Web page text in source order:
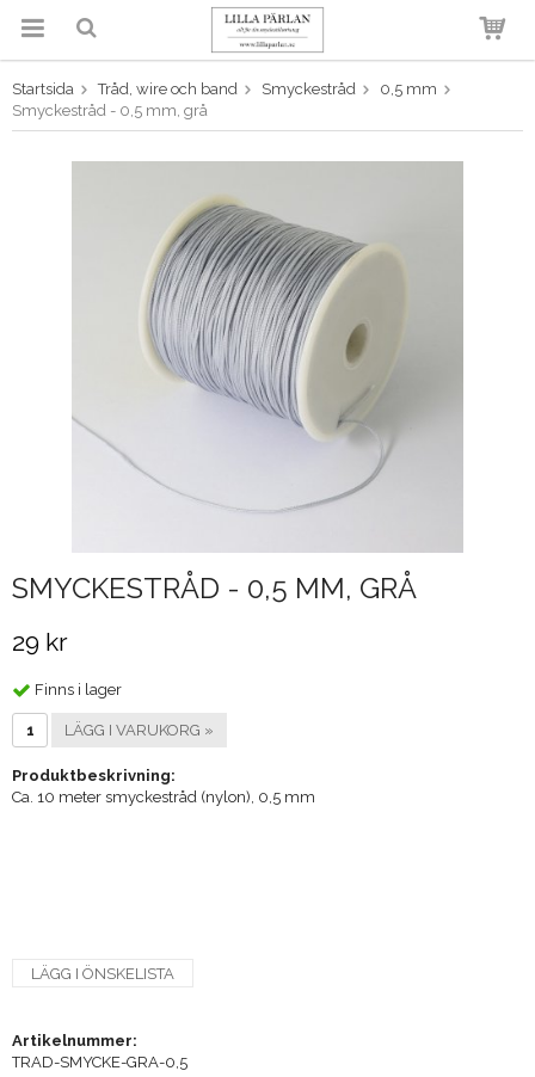
Produkten har blivit tillagd i
Startsida Tråd, wire och band Smyckestråd
0,5 mm
Smyckestråd - 0,5 mm, grå
SMYCKESTRÅD - 0,5 MM, GRÅ
29 kr
Finns i lager
LÄGG I VARUKORG »
Produktbeskrivning:
Ca. 10 meter smyckestråd (nylon), 0,5 mm
LÄGG I ÖNSKELISTA
Artikelnummer:
TRAD-SMYCKE-GRA-0,5